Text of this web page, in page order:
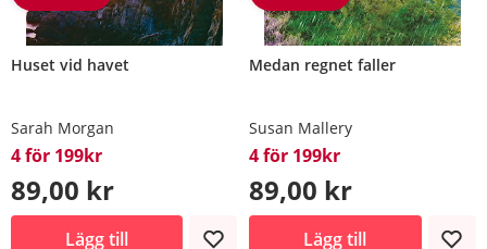
Huset vid havet
Sarah Morgan
4 för 199kr
89,00 kr
Lägg till
Medan regnet faller
Susan Mallery
4 för 199kr
89,00 kr
Lägg till